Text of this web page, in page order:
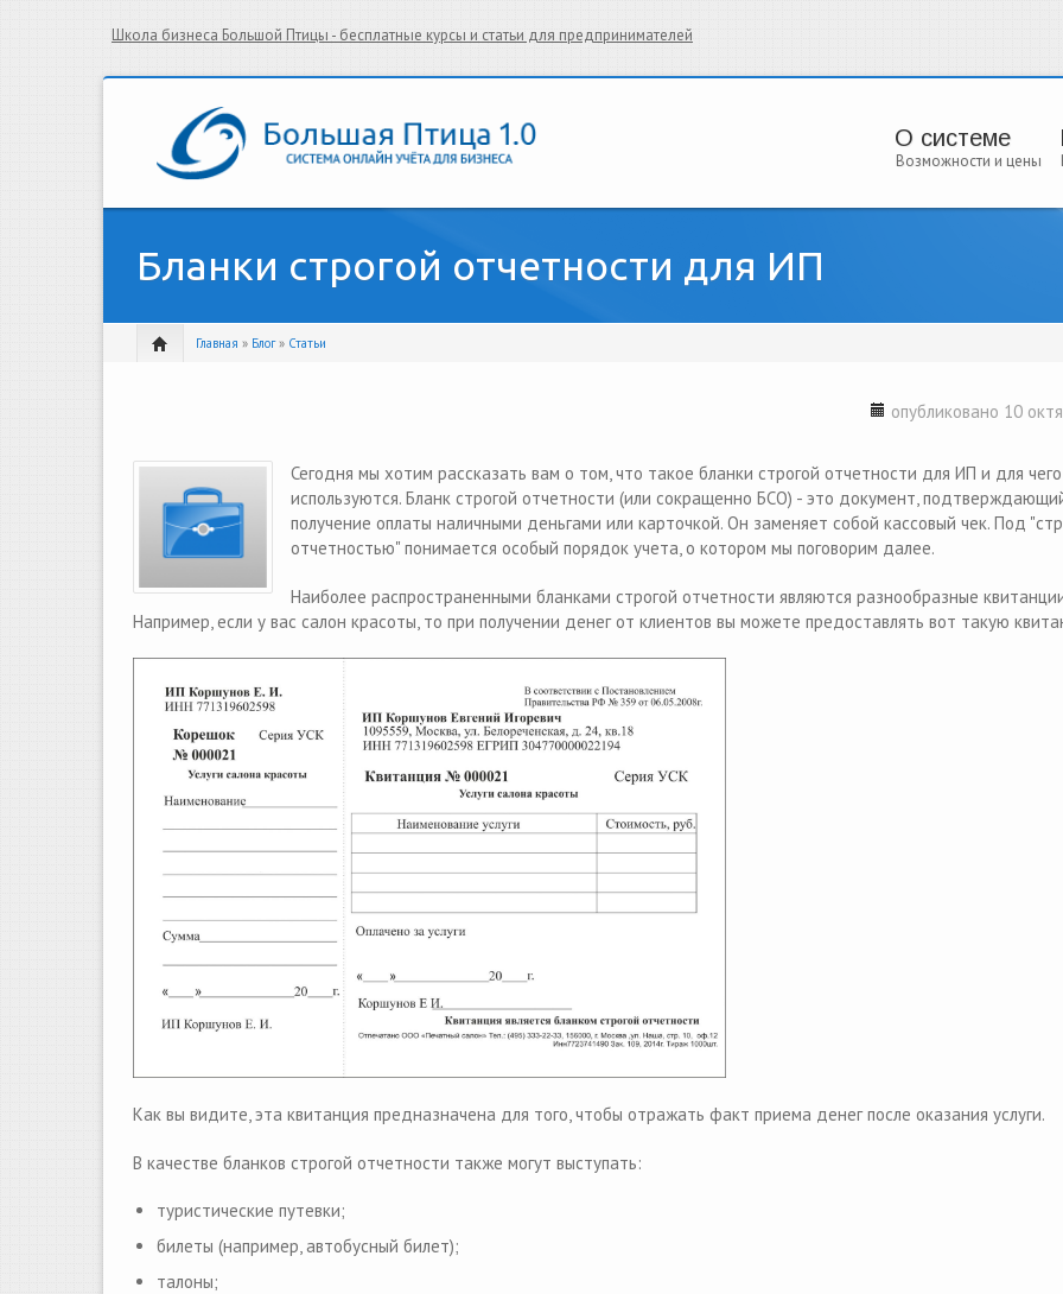
Школа бизнеса Большой Птицы - бесплатные курсы и статьи для предпринимателей
О системе
Возможности и цены
Бланки строгой отчетности для ИП
Главная » Блог» Статьи
опубликовано 10
Сегодня мы хотим рассказать вам о том, что такое бланки строгой отчетности для ИП и для
используются. Бланк строгой отчетности (или сокращенно БСО) - это документ,
получение оплаты наличными деньгами или карточкой. Он заменяет собой кассовый чек. Под
отчетностью" понимается особый порядок учета, о котором мы поговорим далее.
Наиболее распространенными бланками строгой отчетности являются разнообразные
Например, если у вас салон красоты, то при получении денег от клиентов вы можете предоставлять вот такую
Как вы видите, эта квитанция предназначена для того, чтобы отражать факт приема денег после оказания услуги.
В качестве бланков строгой отчетности также могут выступать:
туристические путевки;
билеты (например, автобусный билет);
талоны;